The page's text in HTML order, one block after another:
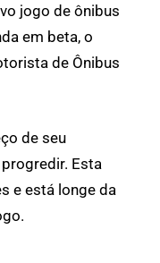
jogo de ônibus
em beta, o
de Ônibus
de seu
Esta
e está longe da